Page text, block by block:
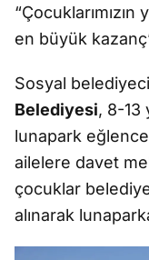
en büyük
Sosyal
Belediyesi, 8-13
lunapark
ailelere davet
çocuklar
alınarak